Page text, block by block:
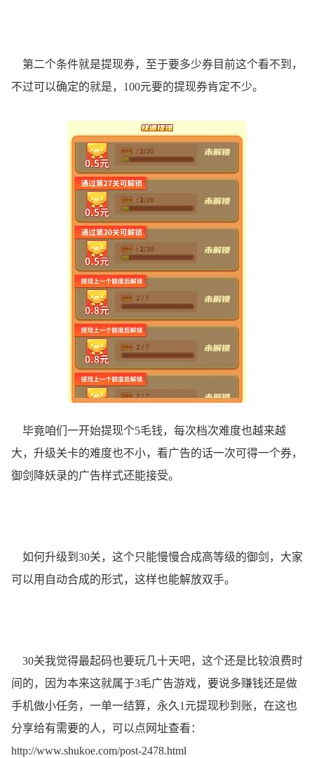
第二个条件就是提现券，至于要多少券目前这个看不到，
不过可以确定的就是，100元要的提现券肯定不少。
毕竟咱们一开始提现个5毛钱，每次档次难度也越来越
大，升级关卡的难度也不小，看广告的话一次可得一个券，
御剑降妖录的广告样式还能接受。
如何升级到30关，这个只能慢慢合成高等级的御剑，大家
可以用自动合成的形式，这样也能解放双手。
30关我觉得最起码也要玩几十天吧，这个还是比较浪费时
间的，因为本来这就属于3毛广告游戏，要说多赚钱还是做
手机做小任务，一单一结算，永久1元提现秒到账，在这也
分享给有需要的人，可以点网址查看：
http://www.shukoe.com/post-2478.html